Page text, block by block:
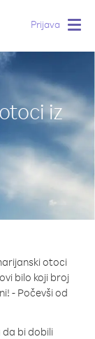
Prijava
iz
otoci
bilo koji broj
- Počevši od
da bi dobili